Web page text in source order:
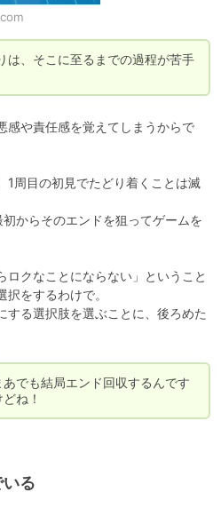
は、そこに至るまでの過程が苦手
感や責任感を覚えてしまうからで
1周目の初見でたどり着くことは滅
からそのエンドを狙ってゲームを
ロクなことにならない」ということ
をするわけで。
する選択肢を選ぶことに、後ろめた
あでも結局エンド回収するんです
どね！
る